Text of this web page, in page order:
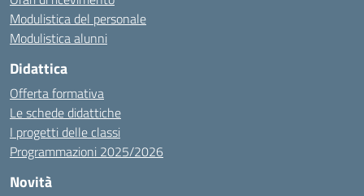
Modulistica del personale
Modulistica alunni
Didattica
Offerta formativa
Le schede didattiche
I progetti delle classi
Programmazioni 2025/2026
Novità